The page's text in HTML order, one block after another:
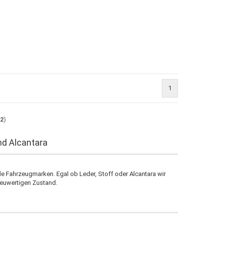
1
2)
Alcantara
Fahrzeugmarken. Egal ob Leder, Stoff oder Alcantara wir
Zustand.